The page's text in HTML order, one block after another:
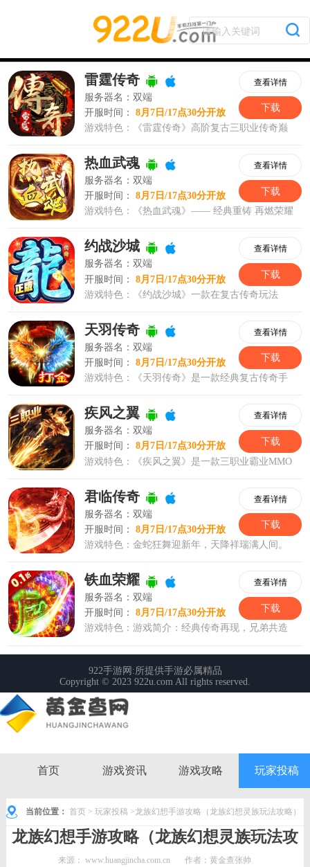
首页 游戏资讯 游戏攻略 玩家投稿
当前位置： 首页 > 玩家投稿 >龙族幻想手游攻略（龙族幻想灵族玩法攻略）
龙族幻想手游攻略（龙族幻想灵族玩法攻
略）
来源：www.huangjincha.com.cn 作者：黄金查张帅